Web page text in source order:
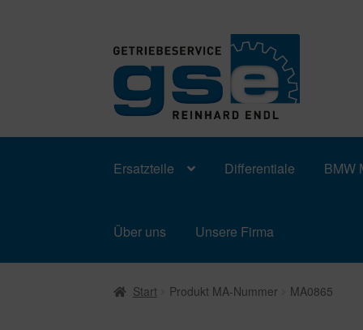
Zur
Navigation
springen
Zum
Inhalt
springen
Ersatzteile Differentiale BMW
Über uns Unsere Firma
Start Produkt MA-Nummer MA0865